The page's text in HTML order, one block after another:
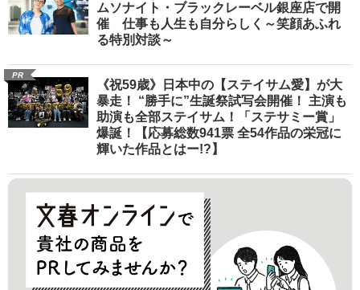
ムソナイト・ブラックレーベル銀座店で開
催 仕事も人生も自分らしく～笑顔あふれ
る特別対談～
PR
《祝59歳》日本中の【ステイサム愛】が大
暴走！ “勝手に”生誕祭試写会開催！ 主演も
助演も全部ステイサム！「ステサミー賞」
爆誕！【応募総数941票 全54作品の栄冠に
輝いた作品とはー!?】